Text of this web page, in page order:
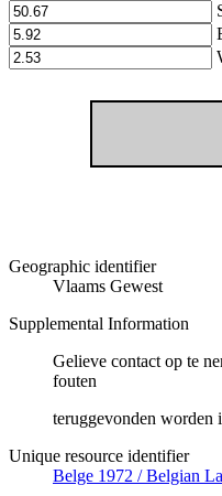
Geographic identifier
Vlaams Gewest
Supplemental Information
Gelieve contact op te
fouten
teruggevonden worden
Unique resource identifier
Belge 1972 / Belgian